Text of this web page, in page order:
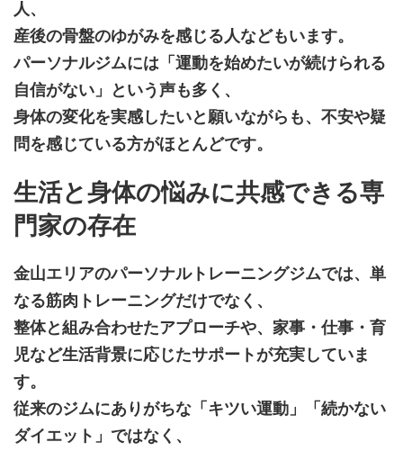
人、
産後の骨盤のゆがみを感じる人などもいます。
パーソナルジムには「運動を始めたいが続けられる
自信がない」という声も多く、
身体の変化を実感したいと願いながらも、不安や疑
問を感じている方がほとんどです。
生活と身体の悩みに共感できる専
門家の存在
金山エリアのパーソナルトレーニングジムでは、単
なる筋肉トレーニングだけでなく、
整体と組み合わせたアプローチや、家事・仕事・育
児など生活背景に応じたサポートが充実していま
す。
従来のジムにありがちな「キツい運動」「続かない
ダイエット」ではなく、